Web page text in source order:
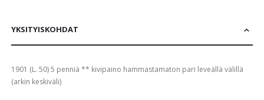
YKSITYISKOHDAT
1901 (L. 50) 5 penniä ** kivipaino hammastamaton pari leveällä välillä
(arkin keskiväli)